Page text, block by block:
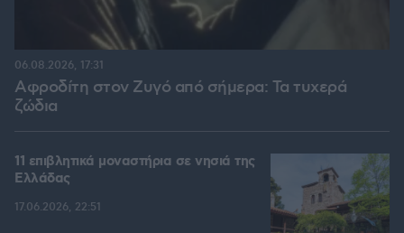
Αφροδίτη στον Ζυγό από σήμερα: Τα τυχερά
ζώδια
06.08.2026, 17:31
11 επιβλητικά μοναστήρια σε νησιά της
Ελλάδας
17.06.2026, 22:51